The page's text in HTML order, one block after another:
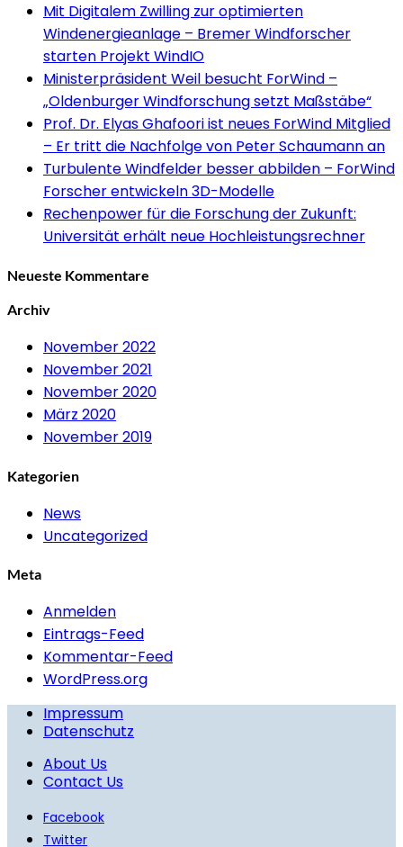
Mit Digitalem Zwilling zur optimierten
Windenergieanlage – Bremer Windforscher
starten Projekt WindIO
Ministerpräsident Weil besucht ForWind –
„Oldenburger Windforschung setzt Maßstäbe“
Prof. Dr. Elyas Ghafoori ist neues ForWind Mitglied
– Er tritt die Nachfolge von Peter Schaumann an
Turbulente Windfelder besser abbilden – ForWind
Forscher entwickeln 3D-Modelle
Rechenpower für die Forschung der Zukunft:
Universität erhält neue Hochleistungsrechner
Neueste Kommentare
Archiv
November 2022
November 2021
November 2020
März 2020
November 2019
Kategorien
News
Uncategorized
Meta
Anmelden
Eintrags-Feed
Kommentar-Feed
WordPress.org
Impressum
Datenschutz
About Us
Contact Us
Facebook
Twitter